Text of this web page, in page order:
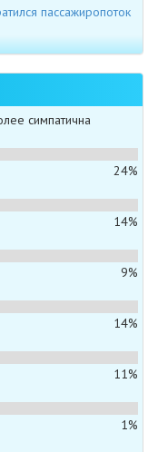
пассажиропоток
симпатична
24%
14%
9%
14%
11%
1%